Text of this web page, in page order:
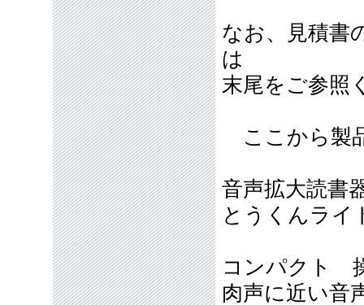
なお、見積書
は
末尾をご参照
ここから製
音声拡大読書
とうくんラ
コンパクト
肉声に近い音